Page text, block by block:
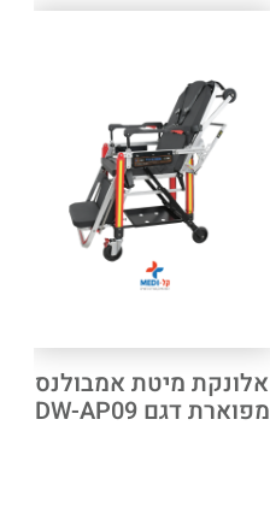
אלונקת מיטת אמבולנס
מפוארת דגם DW-AP09